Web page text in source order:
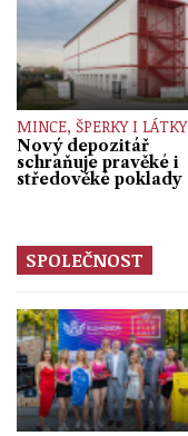
MINCE, ŠPERKY I LÁTKY
Nový depozitář
schraňuje pravěké i
středověké poklady
SPOLEČNOST